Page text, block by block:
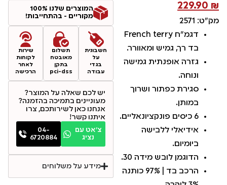
229.90 ₪
מק"ט: 2571
דגמ"ח French terry
בד רך, גמיש ומאוורר.
גזרה אופנתית גמישה
ונוחה.
סגירת כפתור ושרוך
במותן.
6 כיסים פונקציונאליים.
אידיאלי ללבישה
ביומיום.
הדוגמן לובש מידה 30.
הרכב בד | 97% כותנה
המוצרים שלנו 100%
מקוריים - בהתחייבות!
חשבונית
על
בגדי
עבודה
תשלום
מאובטח
בתקן
pci-dss
שירות
לקוחות
לאחר
הרכישה
יש לכם שאלה על המוצר?
מעוניינים בתמיכה בהזמנה?
אנחנו כאן לשירותכם, צרו
איתנו קשר!
צ׳אט עם
נציג
04-
6720884
מידע על משלוחים